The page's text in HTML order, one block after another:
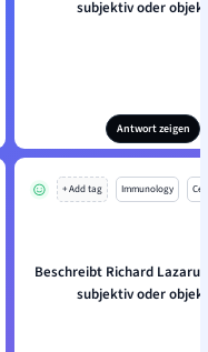
subjektiv oder
Antwort zeigen
+ Add tag Immunology
Beschreibt Richard
subjektiv oder